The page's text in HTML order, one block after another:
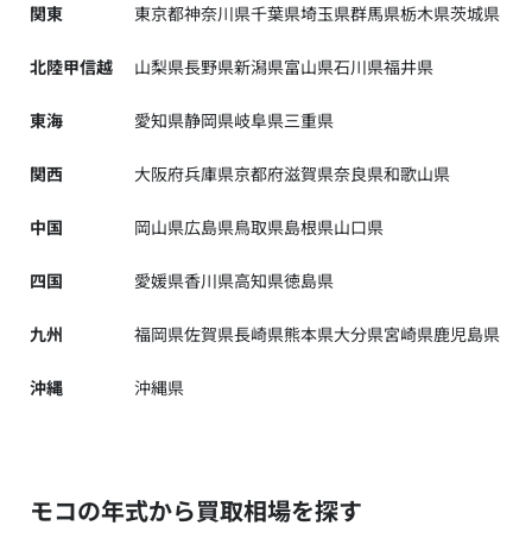
関東 東京都神奈川県千葉県埼玉県群馬県栃木県茨城県
北陸甲信越 山梨県長野県新潟県富山県石川県福井県
東海 愛知県静岡県岐阜県三重県
関西 大阪府兵庫県京都府滋賀県奈良県和歌山県
中国 岡山県広島県鳥取県島根県山口県
四国 愛媛県香川県高知県徳島県
九州 福岡県佐賀県長崎県熊本県大分県宮崎県鹿児島県
沖縄 沖縄県
モコの年式から買取相場を探す